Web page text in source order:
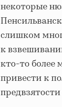
некоторые
слишком
к
кто-то более
привести к